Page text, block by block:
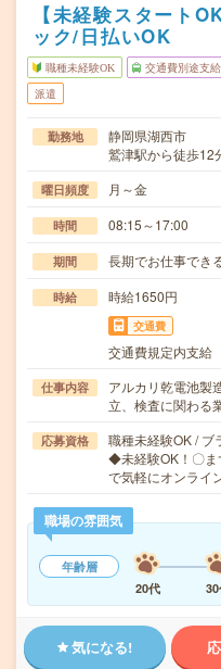
【未経験スタート
ック/日払いOK
職種未経験OK 交通費別途支給
派遣
勤務地
静岡県湖西市
鷲津駅から徒歩12
曜日頻度 月～金
時間 08:15～17:00
期間 長期でお仕事でき
時給 時給1650円
交通費
交通費規定内支給
仕事内容
アルカリ乾電池製
立、検査に関わる
応募資格
職種未経験OK / ブ
◆未経験OK！〇ま
で気軽にオンラ
職場の雰囲気
年齢層
20代
気になる!